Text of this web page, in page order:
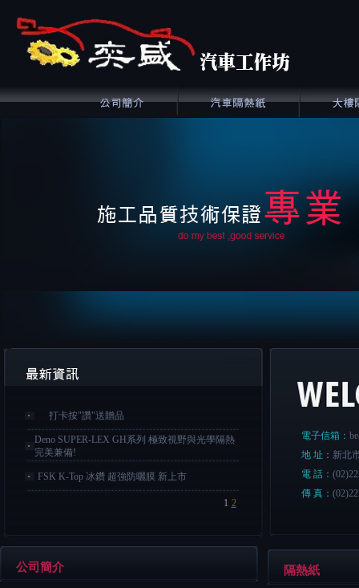
打卡按"讚"送贈品
Deno SUPER-LEX GH系列 極致視野與光學隔熱
完美兼備!
FSK K-Top 冰鑽 超強防曬膜 新上市
1 2
電子信箱：
地 址： 新北
電 話：
傳 真：
公司簡介 隔熱紙